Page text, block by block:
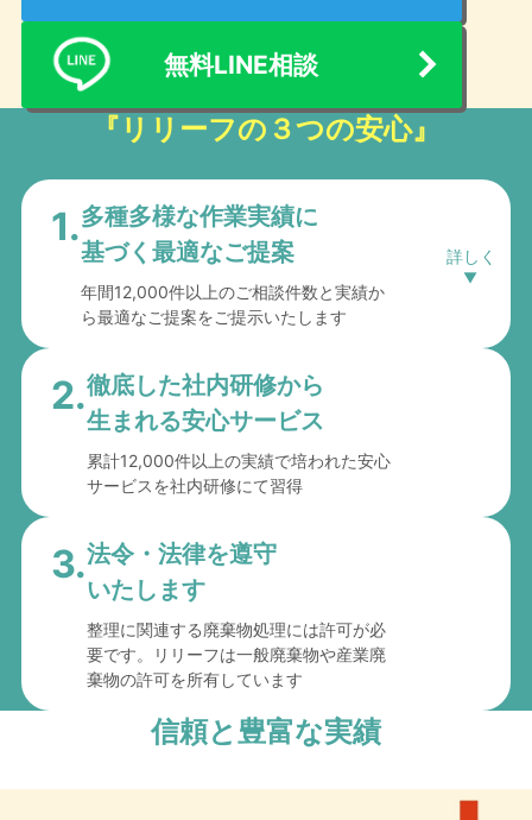
無料LINE相談
『リリーフの３つの安心』
1.多種多様な作業実績に
基づく最適なご提案
年間12,000件以上のご相談件数と実績か
ら最適なご提案をご提示いたします
2.徹底した社内研修から
生まれる安心サービス
累計12,000件以上の実績で培われた安心
サービスを社内研修にて習得
3.法令・法律を遵守
いたします
整理に関連する廃棄物処理には許可が必
要です。リリーフは一般廃棄物や産業廃
棄物の許可を所有しています
信頼と豊富な実績